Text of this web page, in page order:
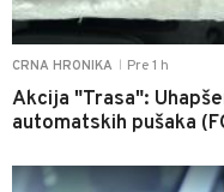
CRNA HRONIKA Pre 1 h
Akcija "Trasa":
automatskih pušaka